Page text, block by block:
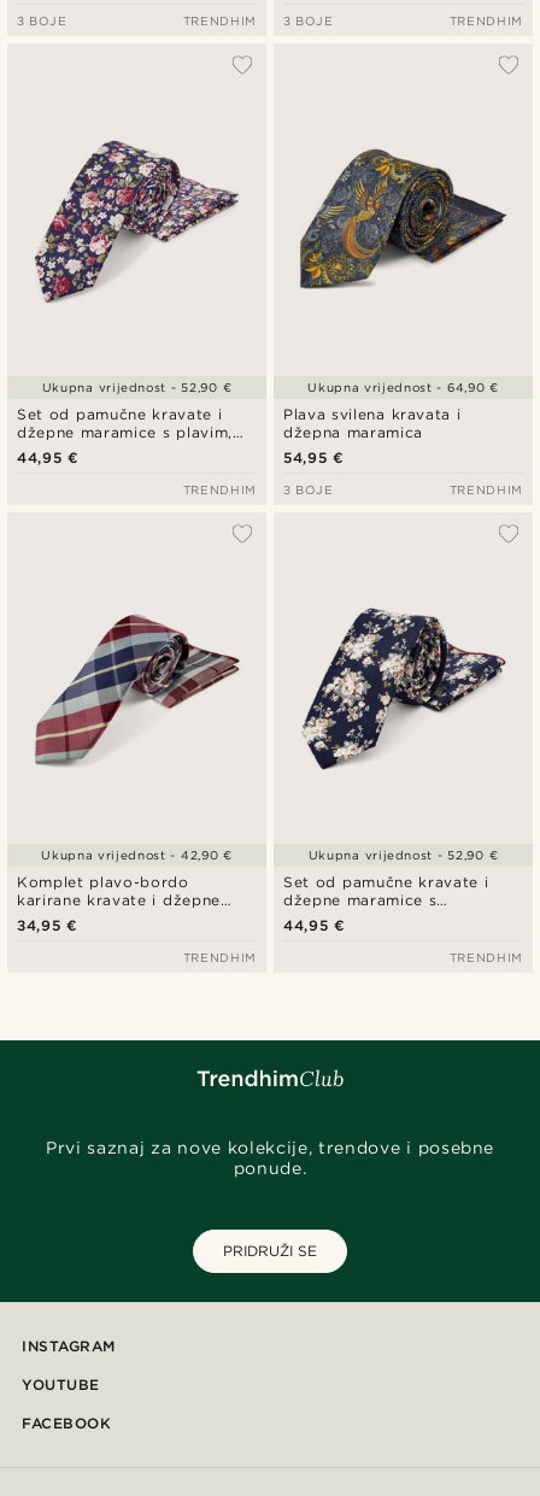
3 BOJE TRENDHIM 3 BOJE TRENDHIM
Set od pamučne kravate i
džepne maramice s plavim,
ružičastim i zelenim cvjetnim
uzorkom
44,95 €
Ukupna vrijednost - 52,90 €
TRENDHIM
Plava svilena kravata i
džepna maramica
54,95 €
Ukupna vrijednost - 64,90 €
3 BOJE TRENDHIM
Komplet plavo-bordo
karirane kravate i džepne
maramice
34,95 €
Ukupna vrijednost - 42,90 €
TRENDHIM
Set od pamučne kravate i
džepne maramice s
tamnoplavim i bijelim
cvjetnim uzorkom
44,95 €
Ukupna vrijednost - 52,90 €
TRENDHIM
Prvi saznaj za nove kolekcije, trendove i posebne
ponude.
PRIDRUŽI SE
INSTAGRAM
YOUTUBE
FACEBOOK